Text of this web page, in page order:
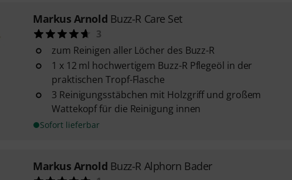
Markus Arnold Buzz-R Care Set
3
zum Reinigen aller Löcher des Buzz-R
1 x 12 ml hochwertigem Buzz-R Pflegeöl in der
praktischen Tropf-Flasche
3 Reinigungsstäbchen mit Holzgriff und großem
Wattekopf für die Reinigung innen
Sofort lieferbar
Markus Arnold Buzz-R Alphorn Bader